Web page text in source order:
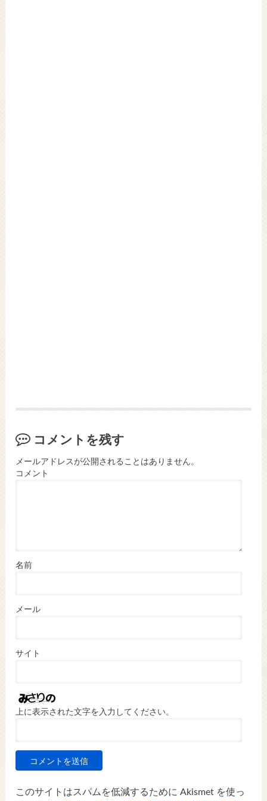
コメントを残す
メールアドレスが公開されることはありません。
コメント
名前
メール
サイト
上に表示された文字を入力してください。
このサイトはスパムを低減するために Akismet を使っ